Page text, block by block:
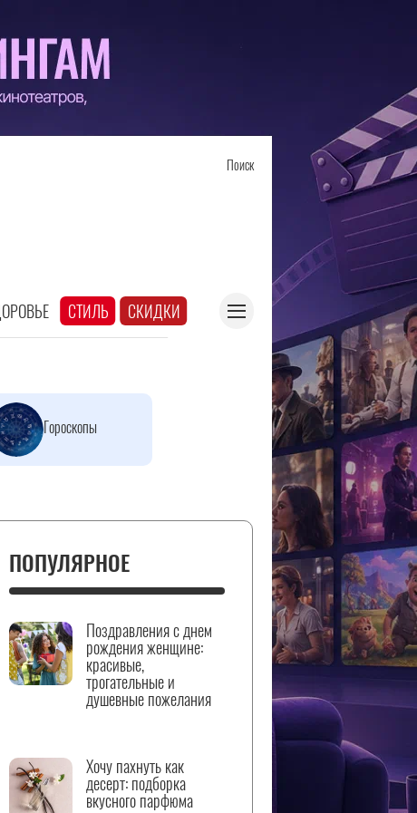
Поиск
СТИЛЬ СКИДКИ
Гороскопы
ПОПУЛЯРНОЕ
Поздравления с днем
рождения женщине:
красивые,
трогательные и
душевные пожелания
Хочу пахнуть как
десерт: подборка
вкусного парфюма